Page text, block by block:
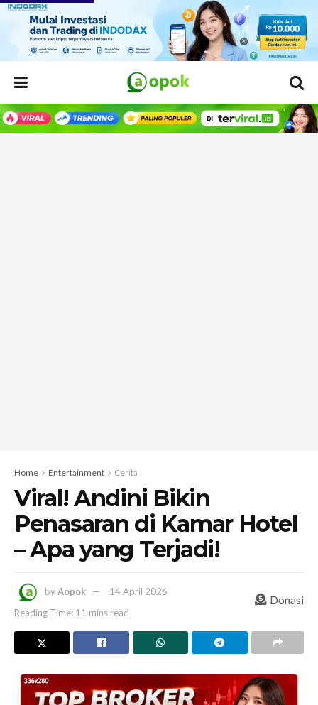
Home Entertainment Cerita
Viral! Andini Bikin
Penasaran di Kamar Hotel
– Apa yang Terjadi!
byAopok
14 April 2026
Reading Time: 11 mins read
Donasi